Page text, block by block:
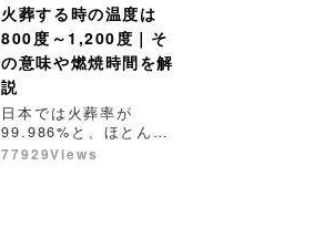
火葬する時の温度は
800度～1,200度｜そ
の意味や燃焼時間を解
説
日本では火葬率が
99.986%と、ほとん…
77929Views